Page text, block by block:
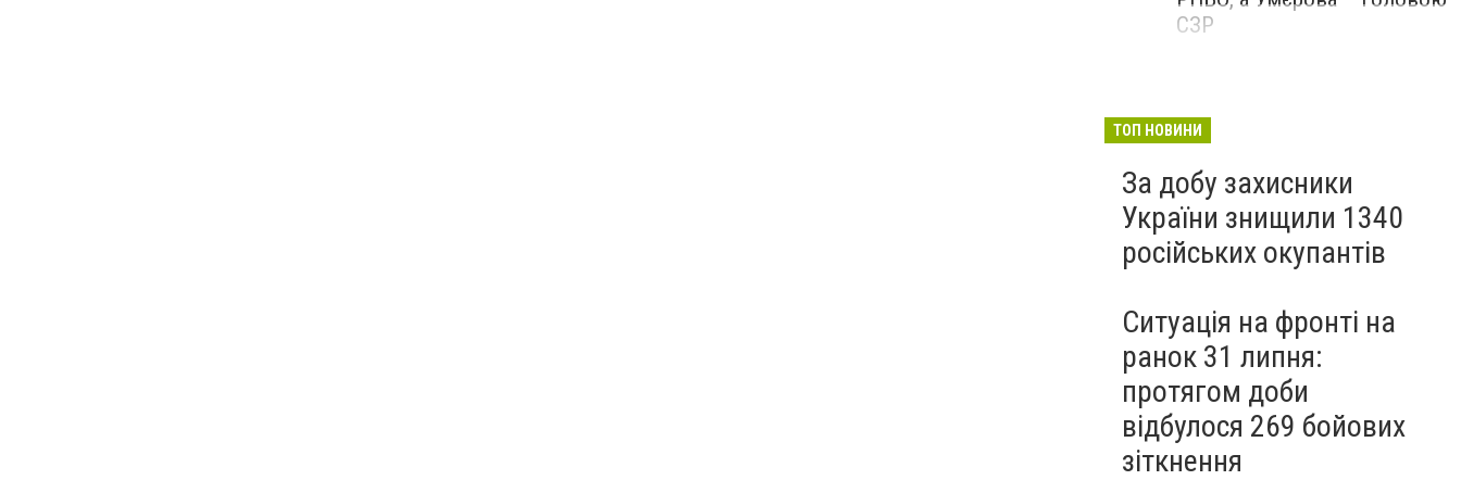
СЗР
ТОП НОВИНИ
За добу захисники
України знищили 1340
російських окупантів
Ситуація на фронті на
ранок 31 липня:
протягом доби
відбулося 269 бойових
зіткнення